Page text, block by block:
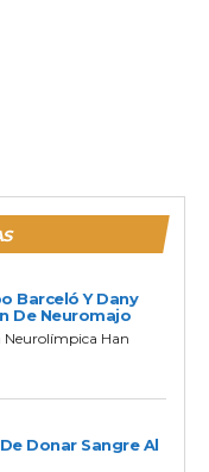
Barceló Y Dany
De Neuromajo
Neurolímpica Han
Donar Sangre Al